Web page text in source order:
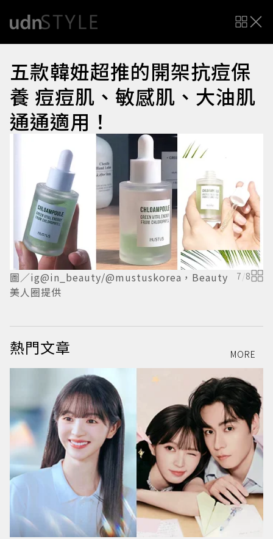
五款韓妞超推的開架抗痘保
養 痘痘肌、敏感肌、大油肌
通通適用！
圖／ig@in_beauty/@mustuskorea，Beauty
美人圈提供
7/8
熱門文章 MORE